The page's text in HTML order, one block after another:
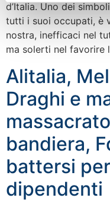
d’Italia. Uno dei
tutti i suoi occupati, è
nostra, inefficaci nel
ma solerti nel
Alitalia,
Draghi e
bandiera,
battersi
dipendenti